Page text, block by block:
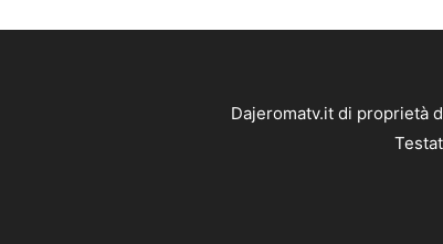
Dajeromatv.it di proprietà